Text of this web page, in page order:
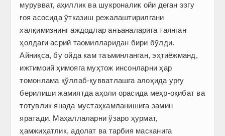
мурувват, аҳиллик ва шукроналик ойи деган эзгу
ғоя асосида ўтказиш режалаштирилгани
халқимизнинг аждодлар анъаналарига таянган
ҳолдаги асрий таомилларидан бири бўлди.
Айниқса, бу ойда кам таъминланган, эҳтиёжманд,
ижтимоий ҳимояга муҳтож инсонларни ҳар
томонлама қўллаб-қувватлашга алоҳида урғу
берилиши жамиятда аҳоли орасида меҳр-оқибат ва
тотувлик янада мустаҳкамланишига замин
яратади. Маҳаллаларни ўзаро ҳурмат,
ҳамжиҳатлик, адолат ва тарбия масканига